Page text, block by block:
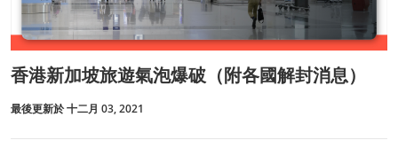
香港新加坡旅遊氣泡爆破（附各國解封消息）
最後更新於 十二月 03, 2021